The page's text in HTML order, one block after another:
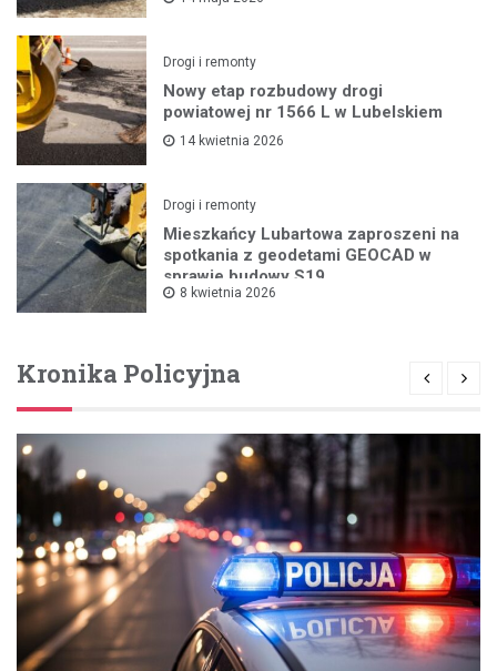
Drogi i remonty
Nowy etap rozbudowy drogi
powiatowej nr 1566 L w Lubelskiem
14 kwietnia 2026
Drogi i remonty
Mieszkańcy Lubartowa zaproszeni na
spotkania z geodetami GEOCAD w
sprawie budowy S19
8 kwietnia 2026
Kronika Policyjna